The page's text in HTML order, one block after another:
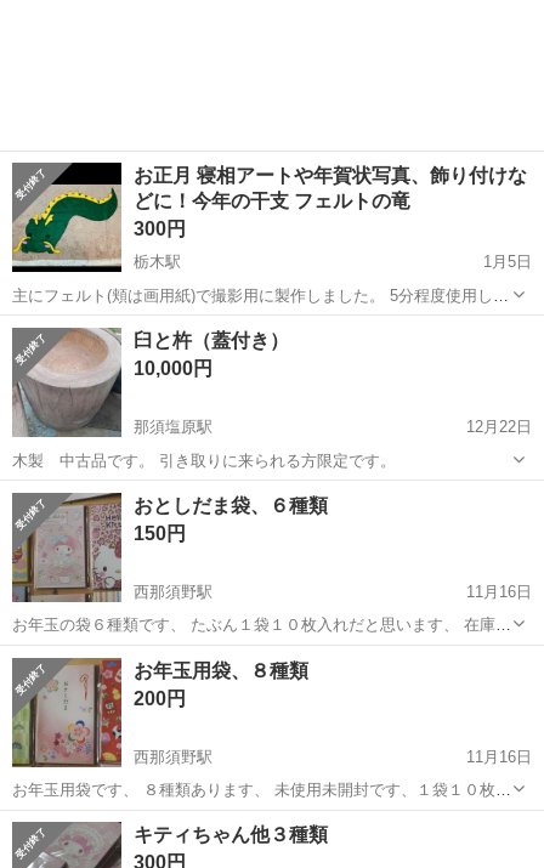
お正月 寝相アートや年賀状写真、飾り付けな
どに！今年の干支 フェルトの竜
300円
栃木駅
1月5日
主にフェルト(頬は画用紙)で撮影用に製作しました。 5分程度使用しま
した。 サイズはザックリ計測なので大体の目安程度にして下さい。 完
全素人製作なのでご理解の上、ノークレームノーリターンでお願いい
たします。 パーツは布用両面...
栃木 栃木市 栃木駅 年中行事用品
臼と杵（蓋付き）
10,000円
那須塩原駅
12月22日
木製 中古品です。 引き取りに来られる方限定です。
栃木 大田原市 那須塩原駅 年中行事用品
おとしだま袋、６種類
150円
西那須野駅
11月16日
お年玉の袋６種類です、 たぶん１袋１０枚入れだと思います、 在庫整
理品です、 画像でご判断ください、
栃木 那須塩原市 西那須野駅 年中行事用品
お年玉用袋、８種類
200円
西那須野駅
11月16日
お年玉用袋です、 ８種類あります、 未使用未開封です、１袋１０枚入
れだと思います、 画像でご検討ください、
栃木 那須塩原市 西那須野駅 年中行事用品
キティちゃん他３種類
300円